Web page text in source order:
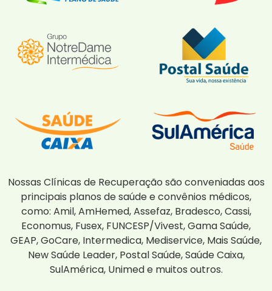
Nossas Clínicas de Recuperação são conveniadas aos
principais planos de saúde e convênios médicos,
como: Amil, AmHemed, Assefaz, Bradesco, Cassi,
Economus, Fusex, FUNCESP/Vivest, Gama Saúde,
GEAP, GoCare, Intermedica, Mediservice, Mais Saúde,
New Saúde Leader, Postal Saúde, Saúde Caixa,
SulAmérica, Unimed e muitos outros.